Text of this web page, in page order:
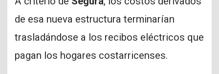
de esa nueva estructura terminarían
trasladándose a los recibos eléctricos que
pagan los hogares costarricenses.